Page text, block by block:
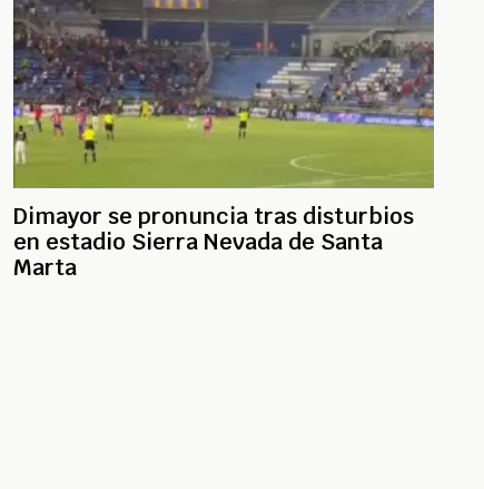
Dimayor se pronuncia tras disturbios
en estadio Sierra Nevada de Santa
Marta